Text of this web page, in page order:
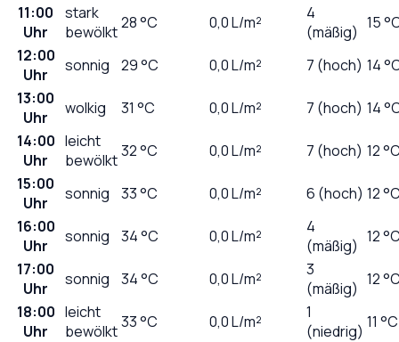
11:00
Uhr
stark
bewölkt28°C 0,0L/m²
4
(mäßig) 15
12:00
Uhr
sonnig 29°C 0,0L/m² 7 (hoch) 14
13:00
Uhr
wolkig 31 °C 0,0L/m² 7 (hoch) 14
14:00
Uhr
leicht
bewölkt32°C 0,0L/m² 7 (hoch) 12
15:00
Uhr
sonnig 33°C 0,0L/m² 6 (hoch) 12
16:00
Uhr
sonnig 34°C 0,0L/m²
4
(mäßig) 12
17:00
Uhr
sonnig 34°C 0,0L/m²
3
(mäßig) 12
18:00
Uhr
leicht
bewölkt33°C 0,0L/m²
1
(niedrig) 11 °C